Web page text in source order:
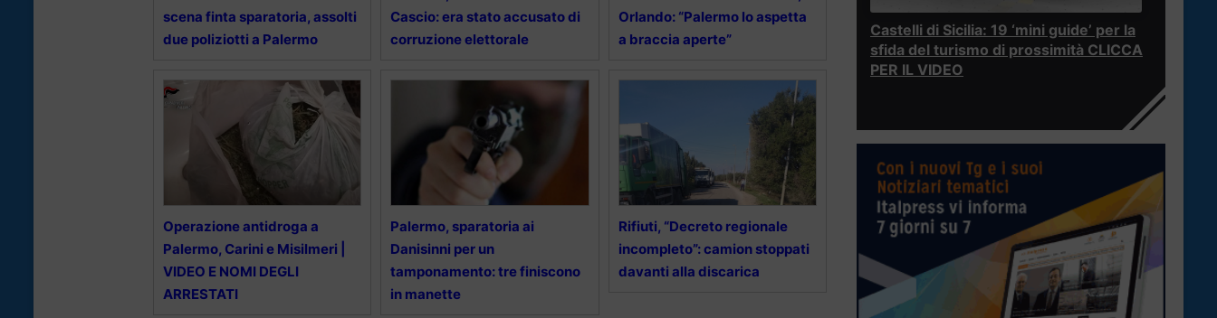
scena finta sparatoria, assolti
due poliziotti a Palermo
Cascio: era stato accusato di
corruzione elettorale
Orlando: “Palermo lo aspetta
a braccia aperte”
Operazione antidroga a
Palermo, Carini e Misilmeri |
VIDEO E NOMI DEGLI
ARRESTATI
Palermo, sparatoria ai
Danisinni per un
tamponamento: tre finiscono
in manette
Rifiuti, “Decreto regionale
incompleto”: camion stoppati
davanti alla discarica
Castelli di Sicilia: 19 ‘mini guide’ per la
sfida del turismo di prossimità CLICCA
PER IL VIDEO